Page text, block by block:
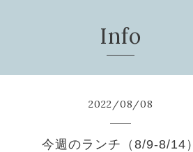
Info
2022/08/08
今週のランチ（8/9-8/14）